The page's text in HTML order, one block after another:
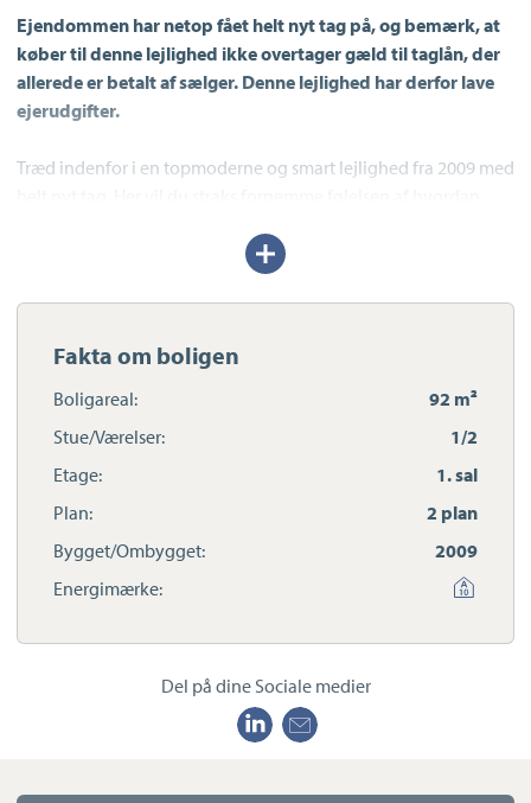
Ejendommen har netop fået helt nyt tag på, og bemærk, at
køber til denne lejlighed ikke overtager gæld til taglån, der
allerede er betalt af sælger. Denne lejlighed har derfor lave
ejerudgifter.
Træd indenfor i en topmoderne og smart lejlighed fra 2009 med
der giver plads til både enlige og par.
Du træder indenfor via entreen og bemærker straks den stilrene
indretning, hvor vægten er lagt på funktionalitet uden at gå på
Indenfor finder du først et nordvendt soveværelse, et nydeligt
og praktisk badeværelse med vaskesøjle og smukt brusehjørne
køkken/alrum, hvor hverdagen naturligt samler sig - især
omkring madlavning og spisetiderne. Her er plads til et rigtig
stort spisebord og lyset falder ind fra syd gennem det store
både et bord og måske også en grill.
Boligens øverste plan er på samme vis indrette med smarte
stue med en imponerende loftshøjde og et fantastisk lysindfald
fra det store vinduesparti. Efter stuen finder du et ekstra rum,
som passer perfekt til walkin-closet, kontor,
hjemmearbejdsplads eller et hyggeligt hobbyrum.
Sammen med lejligheden følger garage nr. 13, og derfor skal du
Udvid/skjul
tekst
Fakta om boligen
Boligareal:
92 m²
Stue/Værelser:
1/2
Etage:
1. sal
Plan:
2 plan
Bygget/Ombygget:
2009
Energimærke:
Del på dine Sociale medier